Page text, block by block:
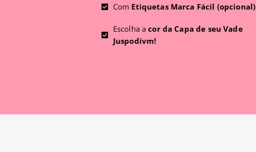
Com Etiquetas Marca Fácil (opcional)
Escolha acor da Capa de seu Vade
Juspodivm!